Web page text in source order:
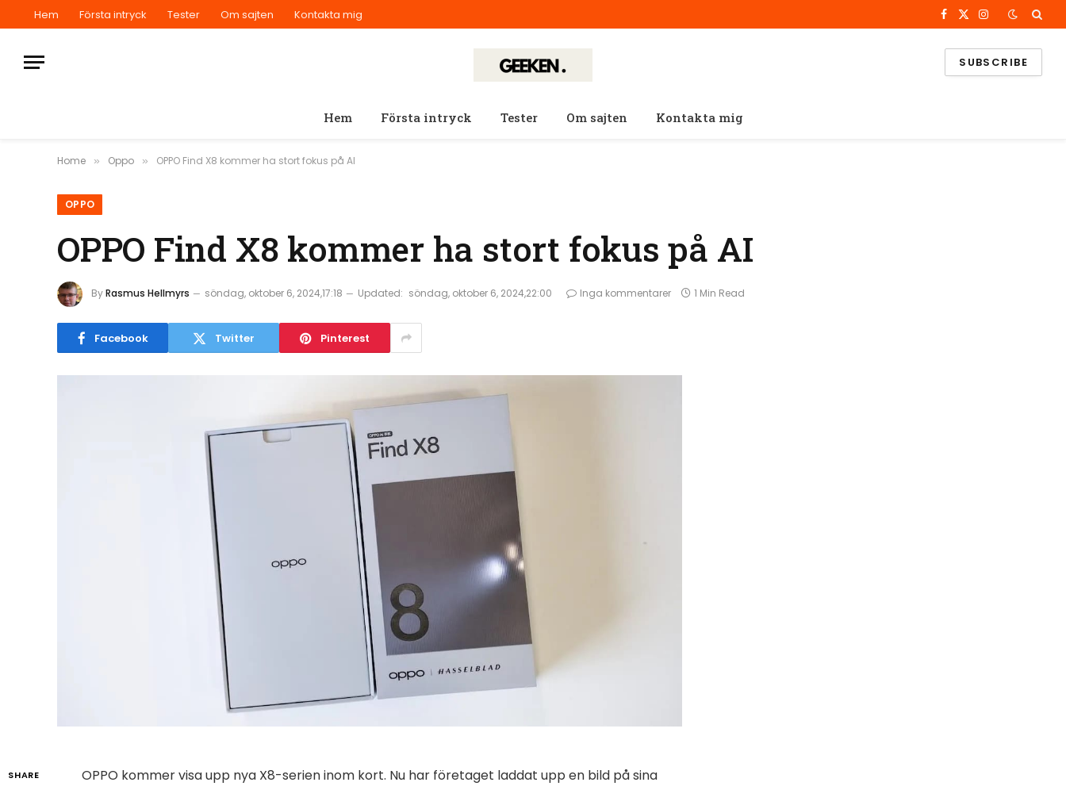
Hem Första intryck Tester Om sajten Kontakta mig Facebook
X
Instagram
SUBSCRIBE
Hem Första intryck Tester Om sajten Kontakta mig
Home » Oppo » OPPO Find X8 kommer ha stort fokus på AI
OPPO
OPPO Find X8 kommer ha stort fokus på AI
ByRasmus Hellmyrs söndag, oktober 6, 2024,17:18 Updated: söndag, oktober 6, 2024,22:00 Inga kommentarer 1 Min Read
Facebook Twitter Pinterest
SHARE
OPPO kommer visa upp nya X8-serien inom kort. Nu har företaget laddat upp en bild på sina